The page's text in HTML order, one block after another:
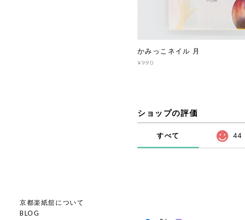
京都楽紙舘について
BLOG
かみっこネイル 月
¥990
ショップの評価
すべて 44